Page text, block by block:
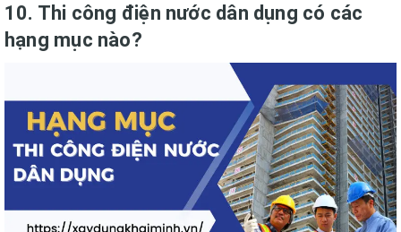
10. Thi công điện nước dân dụng có các
hạng mục nào?